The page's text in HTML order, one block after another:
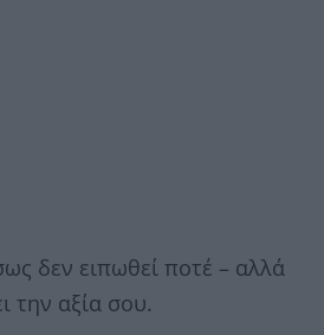
δεν ειπωθεί ποτέ – αλλά
την αξία σου.